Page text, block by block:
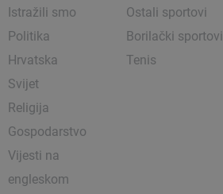
Istražili smo
Politika
Hrvatska
Svijet
Religija
Gospodarstvo
Vijesti na
engleskom
Ostali sportovi
Borilački sportovi
Tenis